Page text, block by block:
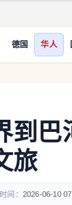
德国 华人
到
旅
间： 2026-06-10